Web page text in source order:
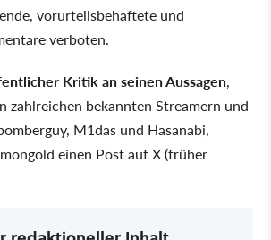
vorurteilsbehaftete und
verboten.
Kritik an seinen Aussagen,
zahlreichen bekannten Streamern und
M1das und Hasanabi,
einen Post auf X (früher